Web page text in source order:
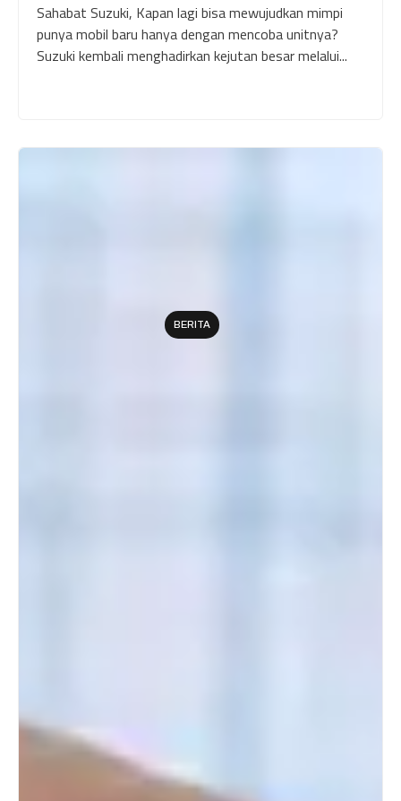
Sahabat Suzuki, Kapan lagi bisa mewujudkan mimpi
punya mobil baru hanya dengan mencoba unitnya?
Suzuki kembali menghadirkan kejutan besar melalui...
BERITA